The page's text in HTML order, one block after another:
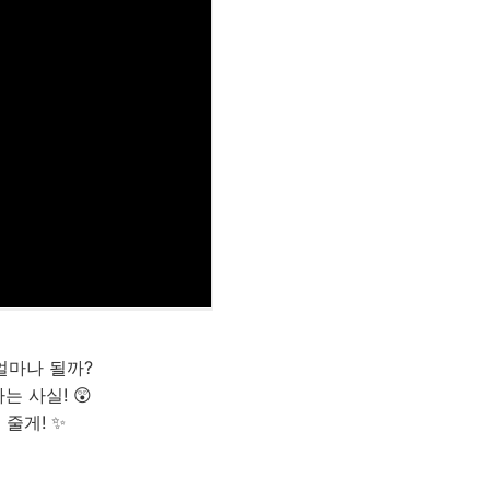
마나 될까?
는 사실! 😲
게! ✨